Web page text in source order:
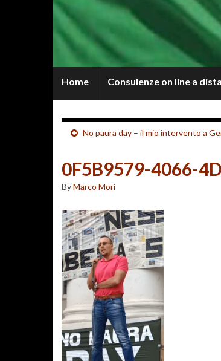
Home Consulenze on line a
No paura day – il mio intervento a
0F5B9579-4066-
ByMarco Mori